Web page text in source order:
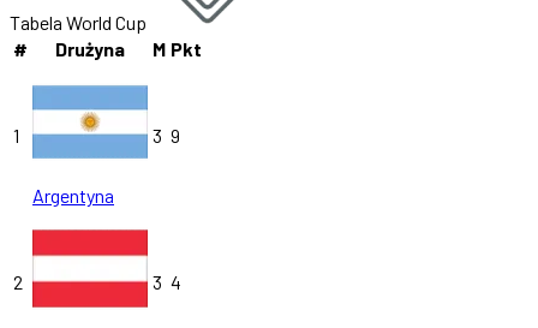
Tabela World Cup
#
Drużyna M Pkt
1
Argentyna
3 9
2 3 4